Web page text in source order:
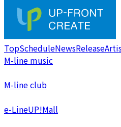
TopScheduleNewsRelease
M-line music
M-line club
e-LineUP!Mall